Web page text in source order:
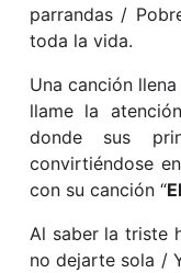
parrandas /
toda la vida.
Una canción
llame la
donde sus
convirtiéndose
con su canción “
Al saber la triste
no dejarte sola /